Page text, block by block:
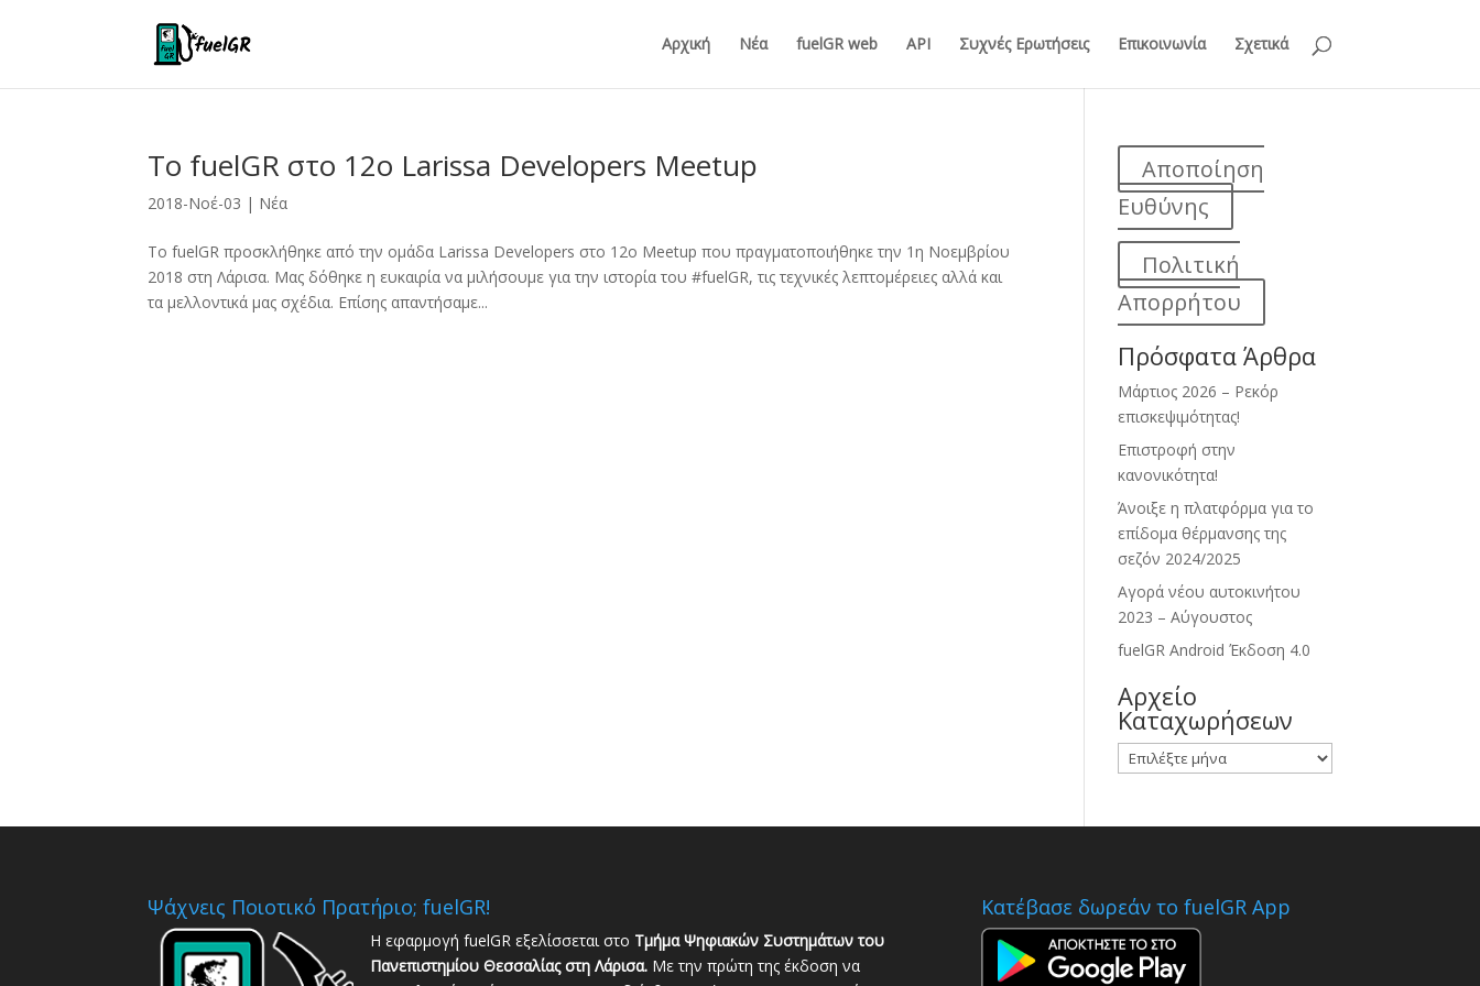
Αρχική Νέα fuelGR web API Συχνές Ερωτήσεις Επικοινωνία Σχετικά
Το fuelGR στο 12ο Larissa Developers Meetup
2018-Νοέ-03 | Νέα
Το fuelGR προσκλήθηκε από την ομάδα Larissa Developers στο 12ο Meetup που πραγματοποιήθηκε την 1η Νοεμβρίου
2018 στη Λάρισα. Μας δόθηκε η ευκαιρία να μιλήσουμε για την ιστορία του #fuelGR, τις τεχνικές λεπτομέρειες αλλά και
τα μελλοντικά μας σχέδια. Επίσης απαντήσαμε...
Αποποίηση
Ευθύνης
Πολιτική
Απορρήτου
Πρόσφατα Άρθρα
Μάρτιος 2026 – Ρεκόρ
επισκεψιμότητας!
Επιστροφή στην
κανονικότητα!
Άνοιξε η πλατφόρμα για το
επίδομα θέρμανσης της
σεζόν 2024/2025
Αγορά νέου αυτοκινήτου
2023 – Αύγουστος
fuelGR Android Έκδοση 4.0
Αρχείο
Καταχωρήσεων
Αρχείο
Καταχωρήσεων
Ψάχνεις Ποιοτικό Πρατήριο; fuelGR!
Η εφαρμογή fuelGR εξελίσσεται στο Τμήμα Ψηφιακών Συστημάτων του
Πανεπιστημίου Θεσσαλίας στη Λάρισα. Με την πρώτη της έκδοση να
Κατέβασε δωρεάν το fuelGR App